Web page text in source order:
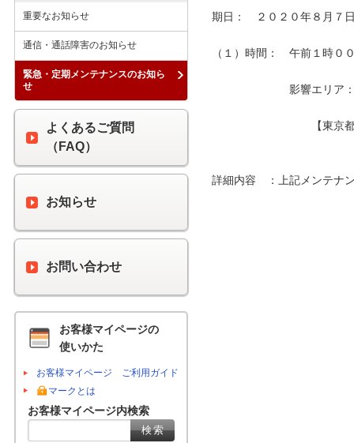
期日：　２０２０年８月７
（１）時間：　午前１時０
影響エリア：　下記
【東京都】
詳細内容　：上記メンテナ
重要なお知らせ
通信・通話障害のお知らせ
緊急・定期メンテナンスのお知ら
せ
よくあるご質問
（FAQ）
お知らせ
お問い合わせ
お客様マイページの
使いかた
お客様マイページ ご利用ガイド
マークとは
お客様マイページ内検索